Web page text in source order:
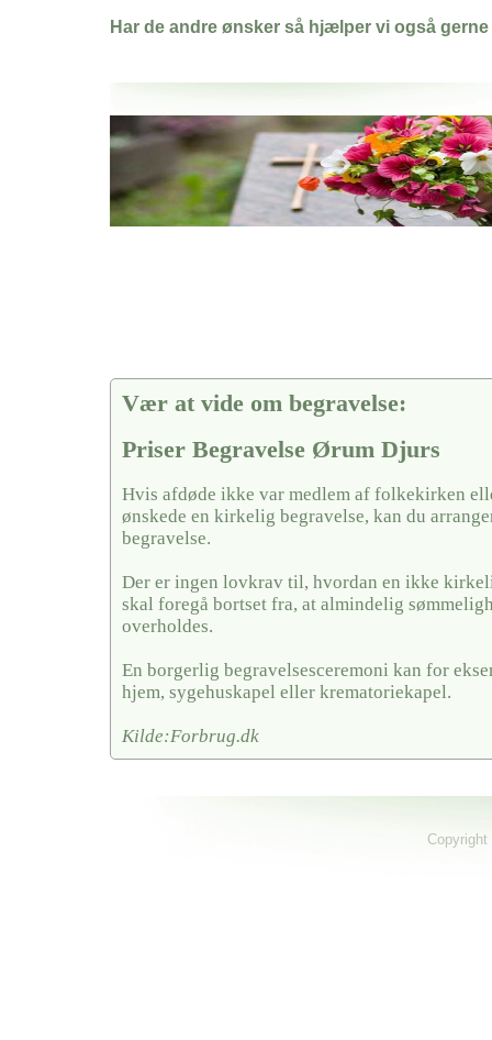
Har de andre ønsker så hjælper vi også gerne
Her hos os får du altid en god afslutning når det gælder
Priser Begravelse Ørum Djurs
vi hjælper i alle faser af begravelsel
Vær at vide om begravelse:
Priser Begravelse Ørum Djurs
Hvis afdøde ikke var medlem af folkekirken
ønskede en kirkelig begravelse, kan du
begravelse.
Der er ingen lovkrav til, hvordan en ikke
skal foregå bortset fra, at almindelig
overholdes.
En borgerlig begravelsesceremoni kan for
hjem, sygehuskapel eller krematoriekapel.
Kilde:Forbrug.dk